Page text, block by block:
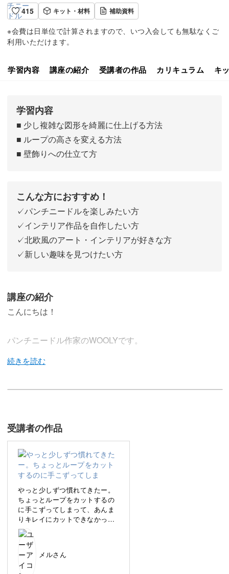
415
キット・材料 補助資料
※会費は日単位で計算されますので、いつ入会しても無駄なくご
利用いただけます。
学習内容 講座の紹介 受講者の作品 カリキュラム キ
学習内容
■ 少し複雑な図形を綺麗に仕上げる方法
■ ループの高さを変える方法
■ 壁飾りへの仕立て方
こんな方におすすめ！
✓パンチニードルを楽しみたい方
✓インテリア作品を自作したい方
✓北欧風のアート・インテリアが好きな方
✓新しい趣味を見つけたい方
講座の紹介
こんにちは！
パンチニードル作家のWOOLYです。
これまでよりも立体感のある作品作りになるため、パンチ
ニードルの腕を磨きたい方にもぴったりです。
布の張り方から解説するので、初心者さんもぜひ挑戦して
ください！
ハンドメイドで北欧風アート作品が完成！
受講者の作品
やっと少しずつ慣れてきたー。
ちょっとループをカットするの
に手こずってしまって、あんま
りキレイにカットできなかった
なー。これは先にカットしとく
のもありなのかなー⁇
メルさん